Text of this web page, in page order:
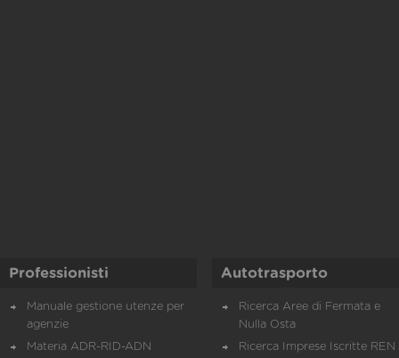
Professionisti
Manuale gestione utenze per
agenzie
Materia ADR-RID-ADN
Autotrasporto
Ricerca Aree di Fermata e
Nulla Osta
Ricerca Imprese Iscritte REN